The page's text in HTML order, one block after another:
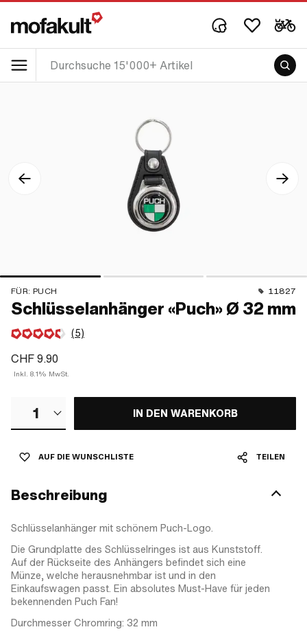
FÜR: PUCH 11827
Schlüsselanhänger «Puch» Ø 32 mm
(5)
CHF 9.90
Inkl. 8.1% MwSt.
1 IN DEN WARENKORB
AUF DIE WUNSCHLISTE TEILEN
Beschreibung
Schlüsselanhänger mit schönem Puch-Logo.
Die Grundplatte des Schlüsselringes ist aus Kunststoff.
Auf der Rückseite des Anhängers befindet sich eine
Münze, welche herausnehmbar ist und in den
Einkaufswagen passt. Ein absolutes Must-Have für jeden
bekennenden Puch Fan!
Durchmesser Chromring: 32 mm